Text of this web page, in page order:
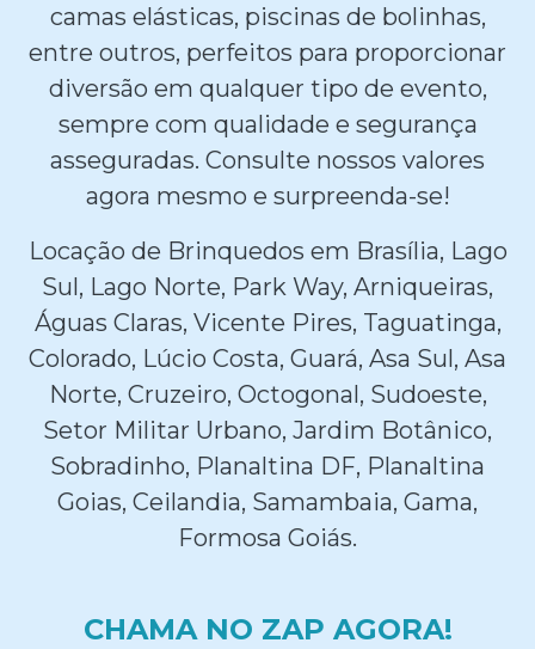
camas elásticas, piscinas de bolinhas,
entre outros, perfeitos para proporcionar
diversão em qualquer tipo de evento,
sempre com qualidade e segurança
asseguradas. Consulte nossos valores
agora mesmo e surpreenda-se!
Locação de Brinquedos em Brasília, Lago
Sul, Lago Norte, Park Way, Arniqueiras,
Águas Claras, Vicente Pires, Taguatinga,
Colorado, Lúcio Costa, Guará, Asa Sul, Asa
Norte, Cruzeiro, Octogonal, Sudoeste,
Setor Militar Urbano, Jardim Botânico,
Sobradinho, Planaltina DF, Planaltina
Goias, Ceilandia, Samambaia, Gama,
Formosa Goiás.
CHAMA NO ZAP AGORA!